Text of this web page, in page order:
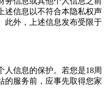
述信息以不符合本隐私权声
此外，上述信息发布受限于
信息的保护。若您是18周
的服务前，应事先取得您家